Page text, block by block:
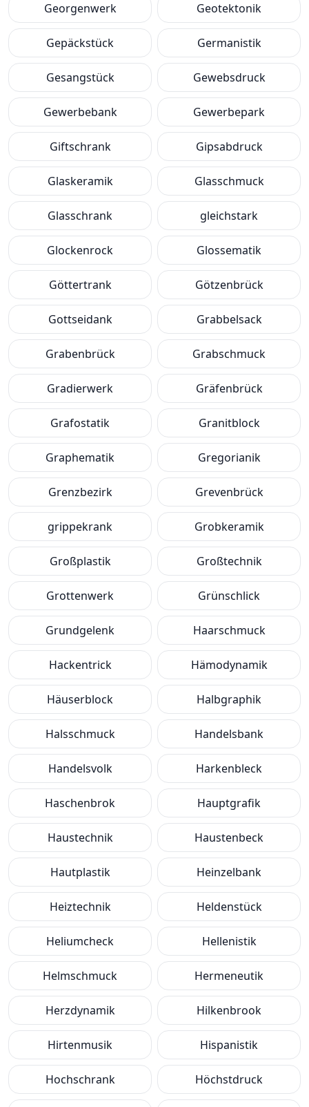
Georgenwerk Geotektonik
Gepäckstück Germanistik
Gesangstück Gewebsdruck
Gewerbebank Gewerbepark
Giftschrank Gipsabdruck
Glaskeramik Glasschmuck
Glasschrank gleichstark
Glockenrock Glossematik
Göttertrank Götzenbrück
Gottseidank Grabbelsack
Grabenbrück Grabschmuck
Gradierwerk Gräfenbrück
Grafostatik Granitblock
Graphematik Gregorianik
Grenzbezirk Grevenbrück
grippekrank Grobkeramik
Großplastik Großtechnik
Grottenwerk Grünschlick
Grundgelenk Haarschmuck
Hackentrick Hämodynamik
Häuserblock Halbgraphik
Halsschmuck Handelsbank
Handelsvolk Harkenbleck
Haschenbrok Hauptgrafik
Haustechnik Haustenbeck
Hautplastik Heinzelbank
Heiztechnik Heldenstück
Heliumcheck Hellenistik
Helmschmuck Hermeneutik
Herzdynamik Hilkenbrook
Hirtenmusik Hispanistik
Hochschrank Höchstdruck